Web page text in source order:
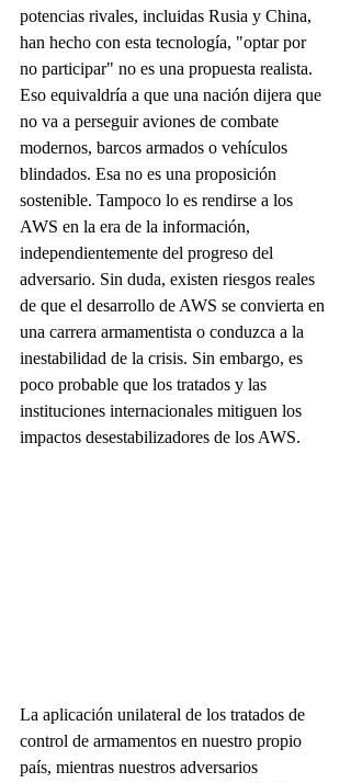
potencias rivales, incluidas Rusia y China,
han hecho con esta tecnología, "optar por
no participar" no es una propuesta realista.
Eso equivaldría a que una nación dijera que
no va a perseguir aviones de combate
modernos, barcos armados o vehículos
blindados. Esa no es una proposición
sostenible. Tampoco lo es rendirse a los
AWS en la era de la información,
independientemente del progreso del
adversario. Sin duda, existen riesgos reales
de que el desarrollo de AWS se convierta en
una carrera armamentista o conduzca a la
inestabilidad de la crisis. Sin embargo, es
poco probable que los tratados y las
instituciones internacionales mitiguen los
impactos desestabilizadores de los AWS.
La aplicación unilateral de los tratados de
control de armamentos en nuestro propio
país, mientras nuestros adversarios